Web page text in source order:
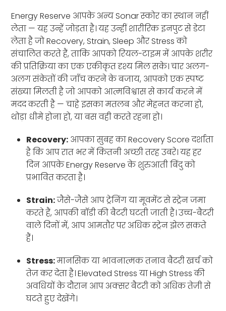
Energy Reserve आपके अन्य Sonar स्कोर का स्थान नहीं
लेता — यह उन्हें जोड़ता है। यह उन्हीं शारीरिक इनपुट से डेटा
लेता है जो Recovery, Strain, Sleep और Stress को
संचालित करते हैं, ताकि आपको रियल-टाइम में आपके शरीर
की प्रतिक्रिया का एक एकीकृत दृश्य मिल सके। चार अलग-
अलग संकेतों की जाँच करने के बजाय, आपको एक स्पष्ट
संख्या मिलती है जो आपको आत्मविश्वास से कार्य करने में
मदद करती है — चाहे इसका मतलब और मेहनत करना हो,
थोड़ा धीमे होना हो, या बस वही करते रहना हो।
Recovery: आपका सुबह का Recovery Score दर्शाता
है कि आप रात भर में कितनी अच्छी तरह उबरे। यह हर
दिन आपके Energy Reserve के शुरुआती बिंदु को
प्रभावित करता है।
Strain:जैसे-जैसे आप ट्रेनिंग या मूवमेंट से स्ट्रेन जमा
करते हैं, आपकी बॉडी की बैटरी घटती जाती है। उच्च-बैटरी
वाले दिनों में, आप आमतौर पर अधिक स्ट्रेन झेल सकते
हैं।
Stress:मानसिक या भावनात्मक तनाव बैटरी खर्च को
तेज़ कर देता है। Elevated Stress या High Stress की
अवधियों के दौरान आप अक्सर बैटरी को अधिक तेज़ी से
घटते हुए देखेंगे।